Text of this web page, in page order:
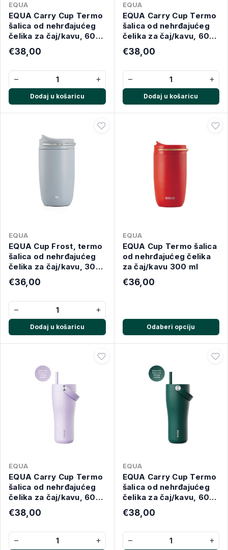
EQUA
EQUA Carry Cup Termo
šalica od nehrđajućeg
čelika za čaj/kavu, 600
ml, Sand
€38,00
− +
Dodaj u košaricu
EQUA
EQUA Carry Cup Termo
šalica od nehrđajućeg
čelika za čaj/kavu, 600
ml, Rose
€38,00
− +
Dodaj u košaricu
EQUA
EQUA Cup Frost, termo
šalica od nehrđajućeg
čelika za čaj/kavu, 300
ml
€36,00
− +
Dodaj u košaricu
EQUA
EQUA Cup Termo šalica
od nehrđajućeg čelika
za čaj/kavu 300 ml
€36,00
Odaberi opciju
EQUA
EQUA Carry Cup Termo
šalica od nehrđajućeg
čelika za čaj/kavu, 600
ml, Lavender
€38,00
− +
EQUA
EQUA Carry Cup Termo
šalica od nehrđajućeg
čelika za čaj/kavu, 600
ml, Forest Green
€38,00
− +